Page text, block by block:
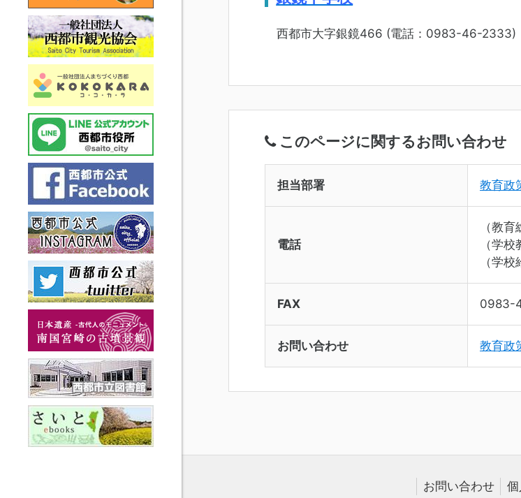
西都市大字銀鏡466 (電話：0983-46-2333)
このページに関するお問い合わせ
担当部署 教育政
電話
（教
（学
（学
FAX 0983-
お問い合わせ 教育政
お問い合わせ